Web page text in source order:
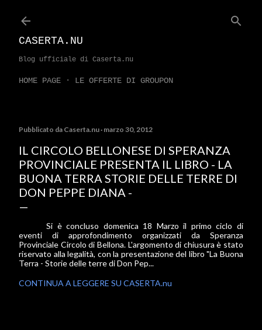
CASERTA.NU
Blog ufficiale di Caserta.nu
HOME PAGE LE OFFERTE DI GROUPON
Pubblicato da Caserta.nu marzo 30, 2012
IL CIRCOLO BELLONESE DI SPERANZA
PROVINCIALE PRESENTA IL LIBRO - LA
BUONA TERRA STORIE DELLE TERRE DI
DON PEPPE DIANA -
Si è concluso domenica 18 Marzo il primo ciclo di
eventi di approfondimento organizzati da Speranza
Provinciale Circolo di Bellona. L'argomento di chiusura è stato
riservato alla legalità, con la presentazione del libro "La Buona
Terra - Storie delle terre di Don Pep...
CONTINUA A LEGGERE SU CASERTA.nu